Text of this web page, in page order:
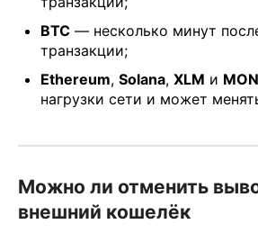
BTC — несколько минут
транзакции;
Ethereum, Solana, XLM и MON
нагрузки сети и может
Можно ли отменить
внешний кошелёк